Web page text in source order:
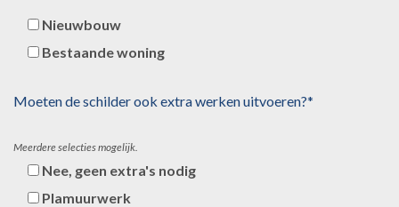
Nieuwbouw
Bestaande woning
Moeten de schilder ook extra werken uitvoeren?*
Meerdere selecties mogelijk.
Nee, geen extra's nodig
Plamuurwerk